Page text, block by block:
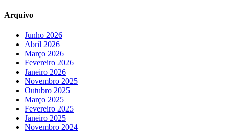
Arquivo
Junho 2026
Abril 2026
Março 2026
Fevereiro 2026
Janeiro 2026
Novembro 2025
Outubro 2025
Março 2025
Fevereiro 2025
Janeiro 2025
Novembro 2024